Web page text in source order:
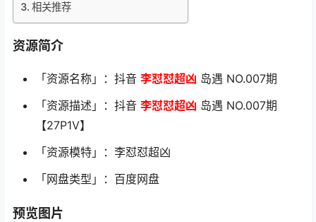
相关推荐
资源简介
「资源名称」：抖音 李怼怼超凶 岛遇 NO.007期
「资源描述」：抖音 李怼怼超凶 岛遇 NO.007期
【27P1V】
「资源模特」：李怼怼超凶
「网盘类型」：百度网盘
预览图片